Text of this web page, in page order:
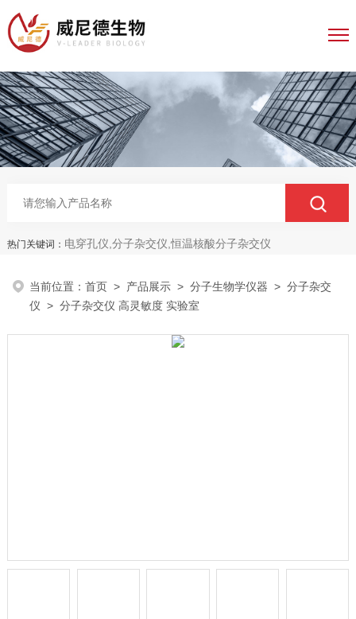
热门关键词： 电穿孔仪,分子杂交仪,恒温核酸分子杂交仪
当前位置：首页 > 产品展示 >分子生物学仪器 >分子杂交
仪 > 分子杂交仪 高灵敏度 实验室